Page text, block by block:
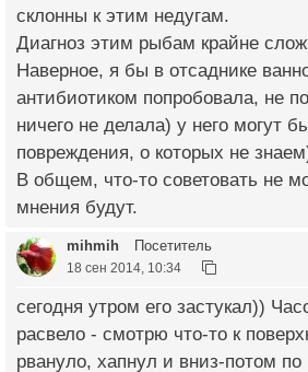
склонны к этим недугам.
Диагноз этим рыбам крайне
Наверное, я бы в отсаднике
антибиотиком попробовала, не
ничего не делала) у него могут
повреждения, о которых не
В общем, что-то советовать не
мнения будут.
mihmih Посетитель
18 сен 2014, 10:34
сегодня утром его застукал))
расвело - смотрю что-то к
рвануло, хапнул и вниз-потом